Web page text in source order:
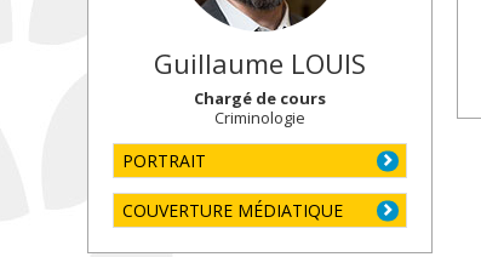
Guillaume LOUIS
Chargé de cours
Criminologie
PORTRAIT
COUVERTURE MÉDIATIQUE